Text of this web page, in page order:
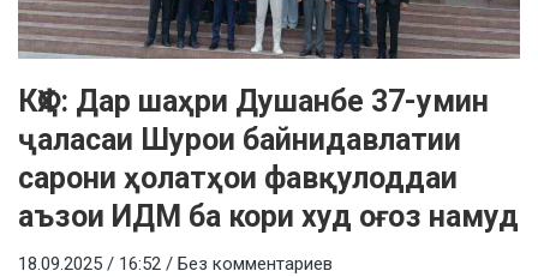
КҲФ: Дар шаҳри Душанбе 37-умин
ҷаласаи Шурои байнидавлатии
сарони ҳолатҳои фавқулоддаи
аъзои ИДМ ба кори худ оғоз намуд
18.09.2025 / 16:52 / Без комментариев